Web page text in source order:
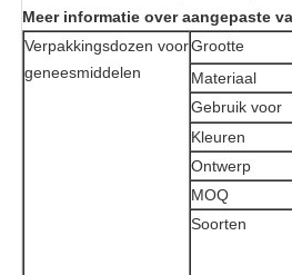
Meer informatie over aangepaste
Verpakkingsdozen voor
geneesmiddelen
Grootte
Materiaal
Gebruik voor
Kleuren
Ontwerp
MOQ
Soorten